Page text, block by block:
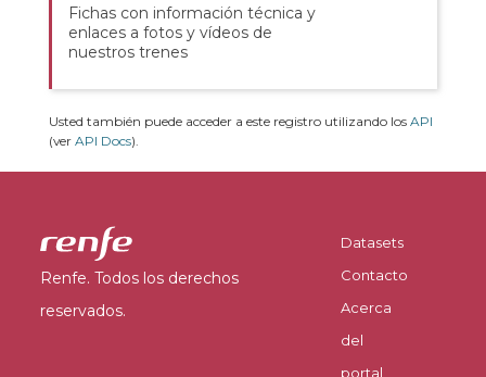
Fichas con información técnica y
enlaces a fotos y vídeos de
nuestros trenes
Usted también puede acceder a este registro utilizando los API
(ver API Docs).
Renfe. Todos los derechos
reservados.
Datasets
Contacto
Acerca
del
portal